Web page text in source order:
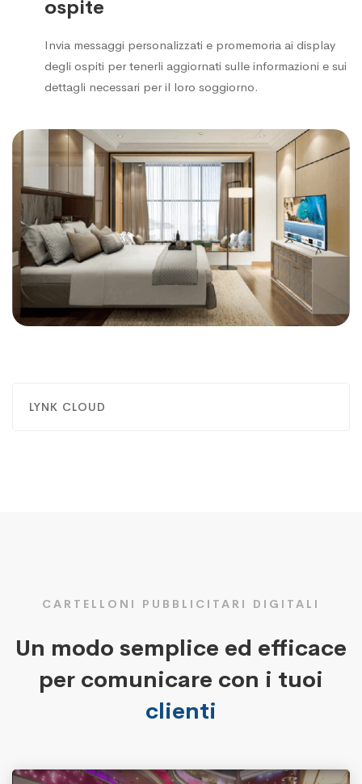
ospite
Invia messaggi personalizzati e promemoria ai display
degli ospiti per tenerli aggiornati sulle informazioni e sui
dettagli necessari per il loro soggiorno.
LYNK CLOUD
CARTELLONI PUBBLICITARI DIGITALI
Un modo semplice ed efficace
per comunicare con i tuoi
clienti